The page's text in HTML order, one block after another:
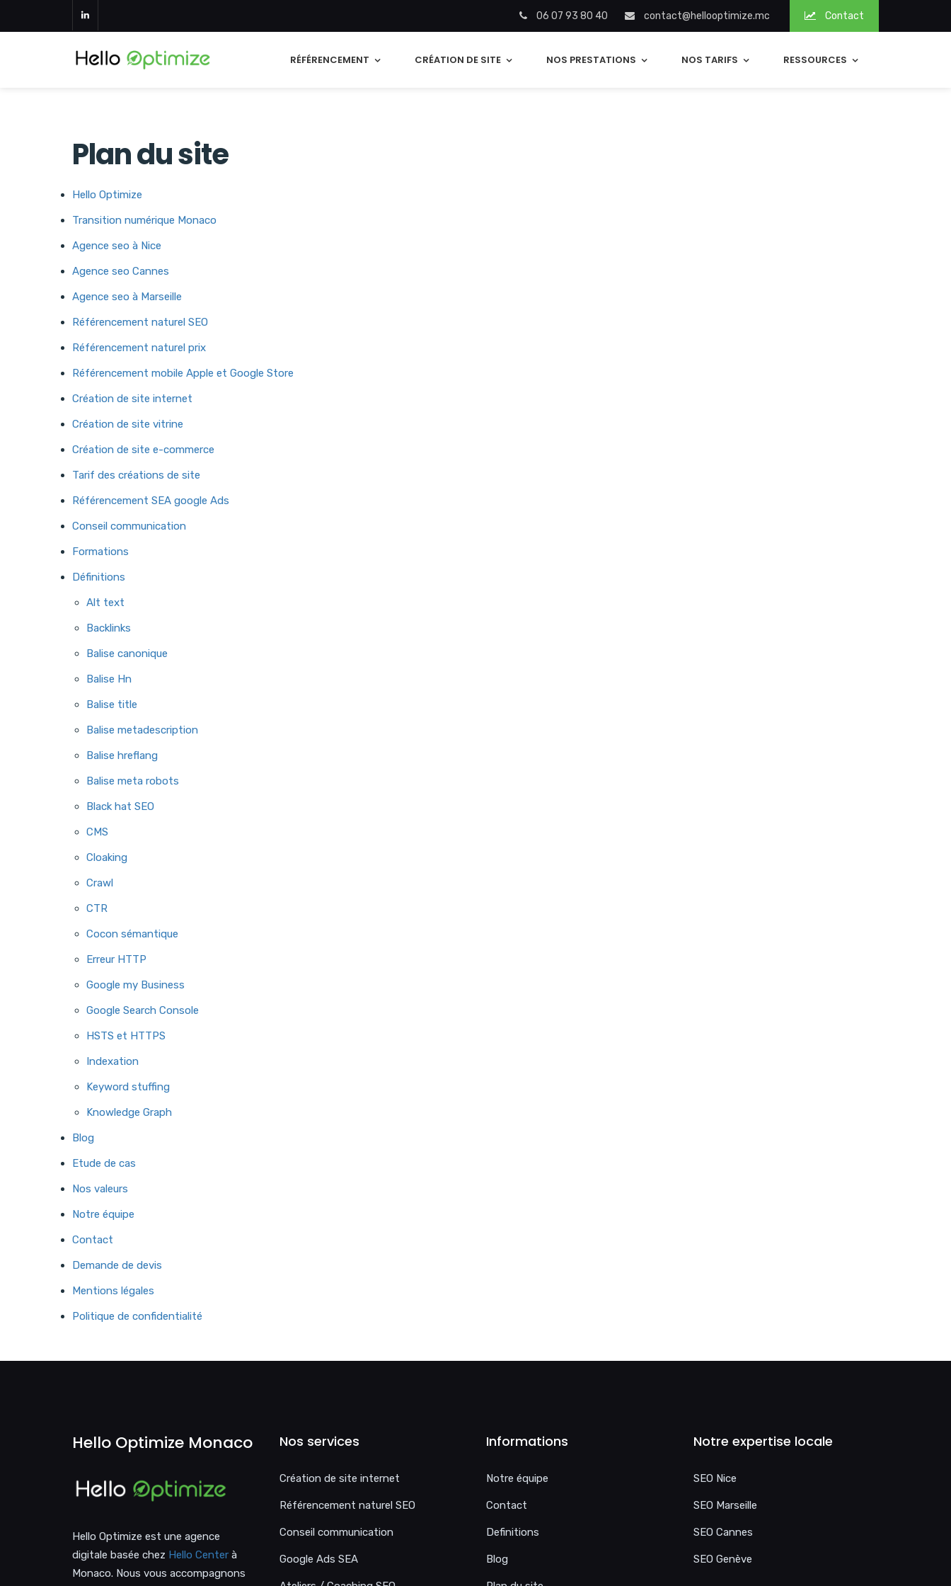
‭06 07 93 80 40 contact@hellooptimize.mc Contact
RÉFÉRENCEMENT CRÉATION DE SITE NOS PRESTATIONS NOS TARIFS RESSOURCES
Plan du site
Hello Optimize
Transition numérique Monaco
Agence seo à Nice
Agence seo Cannes
Agence seo à Marseille
Référencement naturel SEO
Référencement naturel prix
Référencement mobile Apple et Google Store
Création de site internet
Création de site vitrine
Création de site e-commerce
Tarif des créations de site
Référencement SEA google Ads
Conseil communication
Formations
Définitions
Alt text
Backlinks
Balise canonique
Balise Hn
Balise title
Balise metadescription
Balise hreflang
Balise meta robots
Black hat SEO
CMS
Cloaking
Crawl
CTR
Cocon sémantique
Erreur HTTP
Google my Business
Google Search Console
HSTS et HTTPS
Indexation
Keyword stuffing
Knowledge Graph
Blog
Etude de cas
Nos valeurs
Notre équipe
Contact
Demande de devis
Mentions légales
Politique de confidentialité
Hello Optimize Monaco
Hello Optimize est une agence
digitale basée chez Hello Center à
Monaco. Nous vous accompagnons
Nos services
Création de site internet
Référencement naturel SEO
Conseil communication
Google Ads SEA
Informations
Notre équipe
Contact
Definitions
Blog
Notre expertise locale
SEO Nice
SEO Marseille
SEO Cannes
SEO Genève